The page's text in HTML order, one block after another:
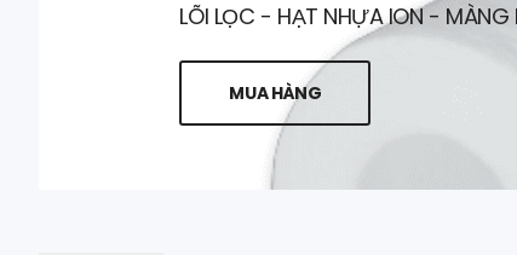
LÕI LỌC - HẠT NHỰA ION -
MUA HÀNG